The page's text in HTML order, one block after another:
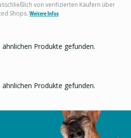
von verifizierten Käufern über
Shops. Weitere Infos
ähnlichen Produkte gefunden.
ähnlichen Produkte gefunden.